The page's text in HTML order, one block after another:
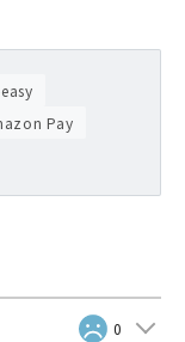
Pay
0